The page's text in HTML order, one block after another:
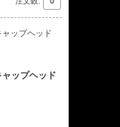
ップヘッド